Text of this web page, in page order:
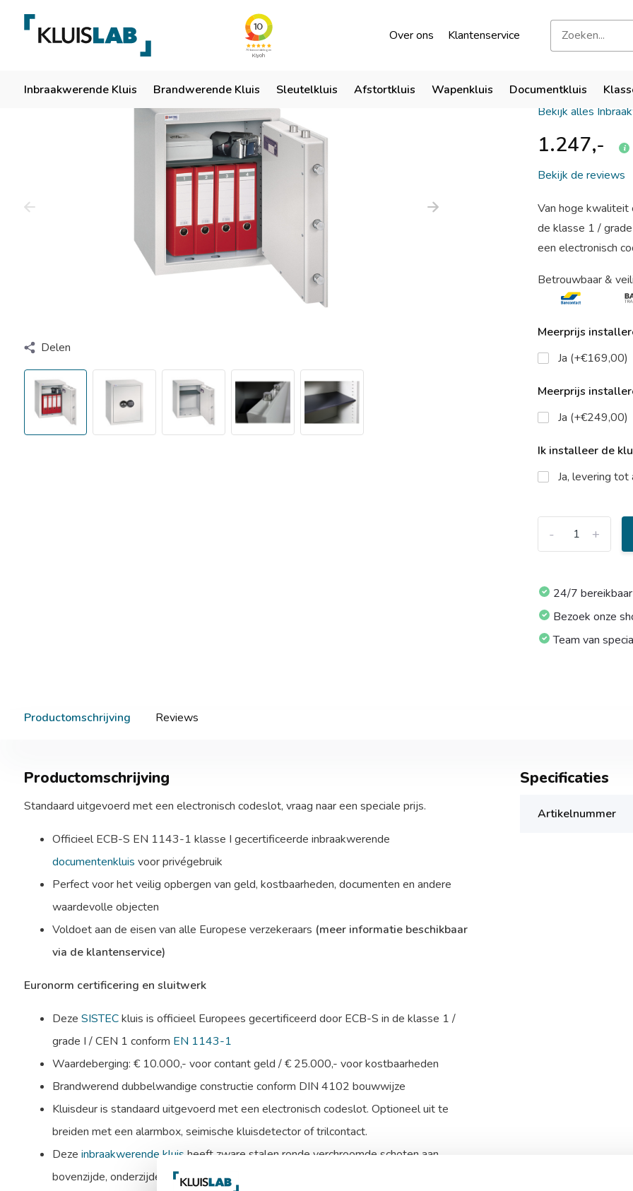
Over ons Klantenservice
Inbraakwerende Kluis Brandwerende Kluis Sleutelkluis Afstortkluis Wapenkluis Documentkluis
Ruim 50 jaar ervaring
Bezoek onze showroom
Delen
SISTEC
Bekijk alles
1.247,-
Bekijk de reviews
Van hoge kwaliteit
de klasse 1 /
een electronisch
Betrouwbaar &
Meerprijs
Ja (+€169,00)
Meerprijs
Ja (+€249,00)
Ik installeer de
Ja, levering
+
-
24/7 bereikbaar
Bezoek onze
Team van
Productomschrijving Reviews
Productomschrijving
Standaard uitgevoerd met een electronisch codeslot, vraag naar een speciale prijs.
Officieel ECB-S EN 1143-1 klasse I gecertificeerde inbraakwerende
documentenkluis voor privégebruik
Perfect voor het veilig opbergen van geld, kostbaarheden, documenten en andere
waardevolle objecten
Voldoet aan de eisen van alle Europese verzekeraars (meer informatie beschikbaar
via de klantenservice)
Euronorm certificering en sluitwerk
Deze SISTECkluis is officieel Europees gecertificeerd door ECB-S in de klasse 1 /
grade I / CEN 1 conform EN 1143-1
Waardeberging: € 10.000,- voor contant geld / € 25.000,- voor kostbaarheden
Brandwerend dubbelwandige constructie conform DIN 4102 bouwwijze
Kluisdeur is standaard uitgevoerd met een electronisch codeslot. Optioneel uit te
breiden met een alarmbox, seimische kluisdetector of trilcontact.
Deze inbraakwerende kluis heeft zware stalen ronde verchroomde schoten aan
bovenzijde, onderzijde en linkerzijde
Specificaties
Artikelnummer